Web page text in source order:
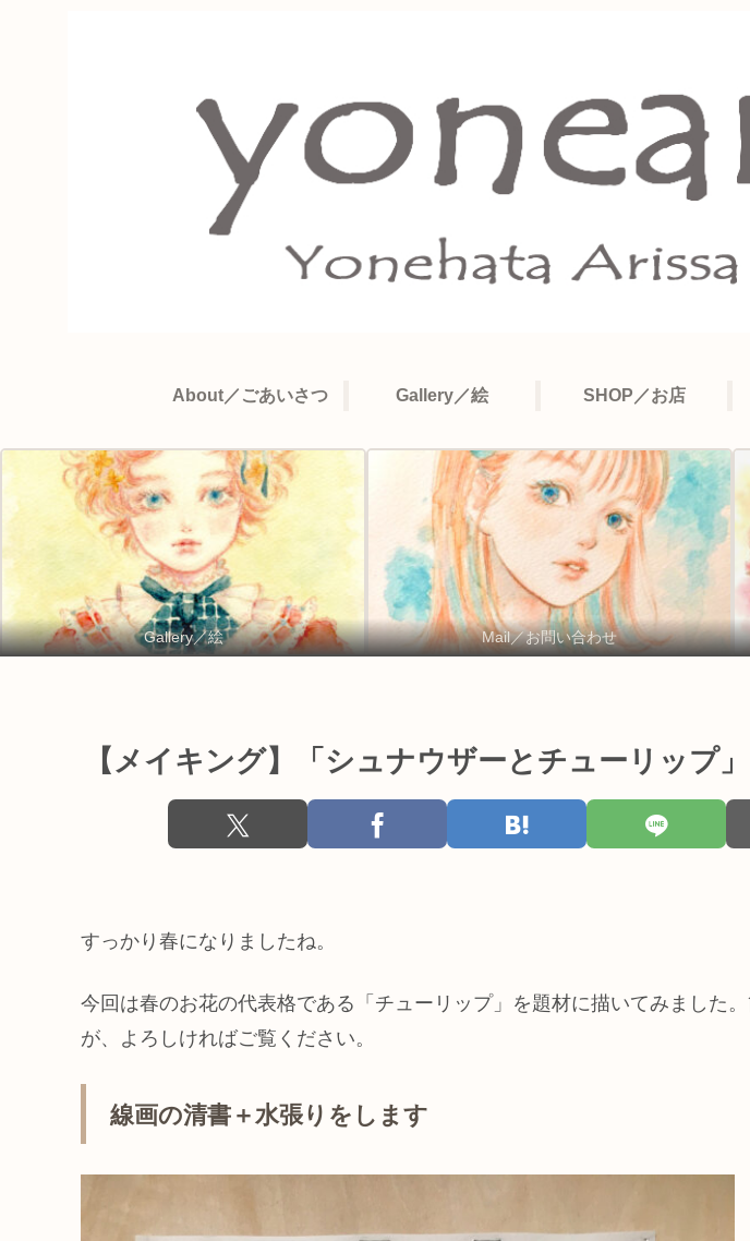
About／ごあいさつ Gallery／絵 SHOP／お店
Gallery／絵 Mail／お問い合わせ
【メイキング】「シュナウザーとチューリップ」
すっかり春になりましたね。
今回は春のお花の代表格である「チューリップ」を題材に描いてみました
が、よろしければご覧ください。
線画の清書＋水張りをします